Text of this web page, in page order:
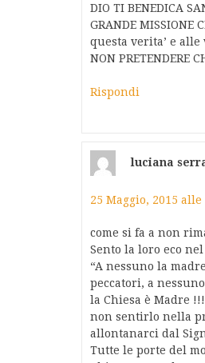
DIO TI BENEDICA
GRANDE MISSIONE
questa verita’ e alle
NON PRETENDERE
Rispondi
luciana
25 Maggio, 2015 alle
come si fa a non
Sento la loro eco
“A nessuno la
peccatori, a
la Chiesa è Madre
non sentirlo nella
allontanarci dal
Tutte le porte del